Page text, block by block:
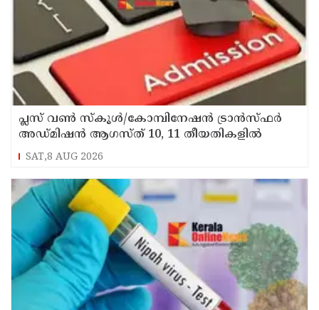
പ്ലസ് വൺ സ്‌കൂൾ/കോമ്പിനേഷൻ ട്രാൻസ്ഫർ
അഡ്മിഷൻ ആഗസ്ത് 10, 11 തീയതികളിൽ
SAT,8 AUG 2026